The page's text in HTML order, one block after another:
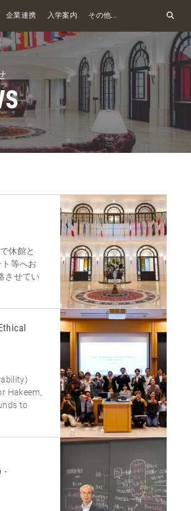
企業連携 入学案内 その他...
休館と
等へお
させてい
Hakeem,
to
-